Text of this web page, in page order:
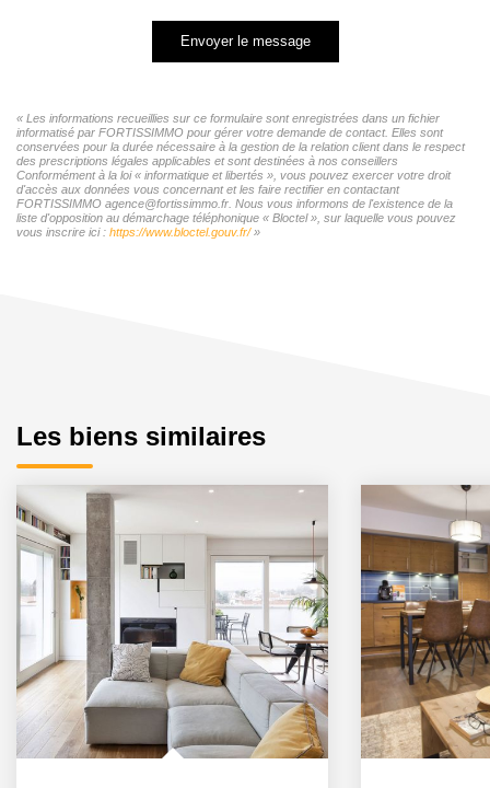
Envoyer le message
« Les informations recueillies sur ce formulaire sont enregistrées dans un fichier
informatisé par FORTISSIMMO pour gérer votre demande de contact. Elles sont
conservées pour la durée nécessaire à la gestion de la relation client dans le respect
des prescriptions légales applicables et sont destinées à nos conseillers
Conformément à la loi « informatique et libertés », vous pouvez exercer votre droit
d'accès aux données vous concernant et les faire rectifier en contactant
FORTISSIMMO agence@fortissimmo.fr. Nous vous informons de l'existence de la
liste d'opposition au démarchage téléphonique « Bloctel », sur laquelle vous pouvez
vous inscrire ici : https://www.bloctel.gouv.fr/»
Les biens similaires